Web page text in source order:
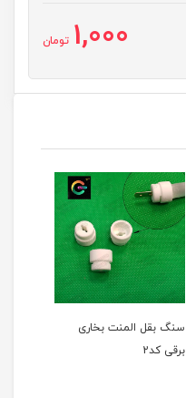
1,000 تومان
سنگ بقل المنت بخاری
برقی کد2